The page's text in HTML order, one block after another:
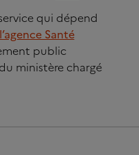
qui dépend
l’agence Santé
public
ministère chargé